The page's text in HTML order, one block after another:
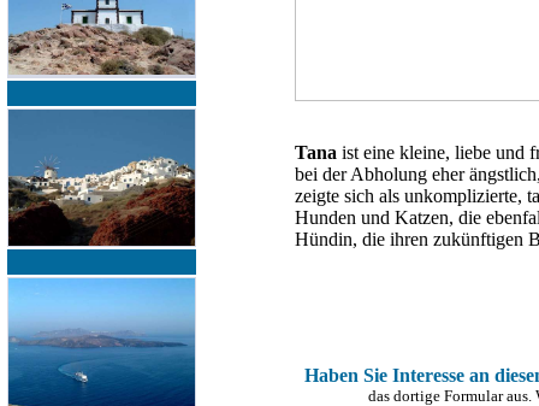
Tana ist eine kleine, liebe und
bei der Abholung eher
zeigte sich als unkomplizierte,
Hunden und Katzen, die
Hündin, die ihren zukünftigen
Haben Sie Interesse an
das dortige Formular